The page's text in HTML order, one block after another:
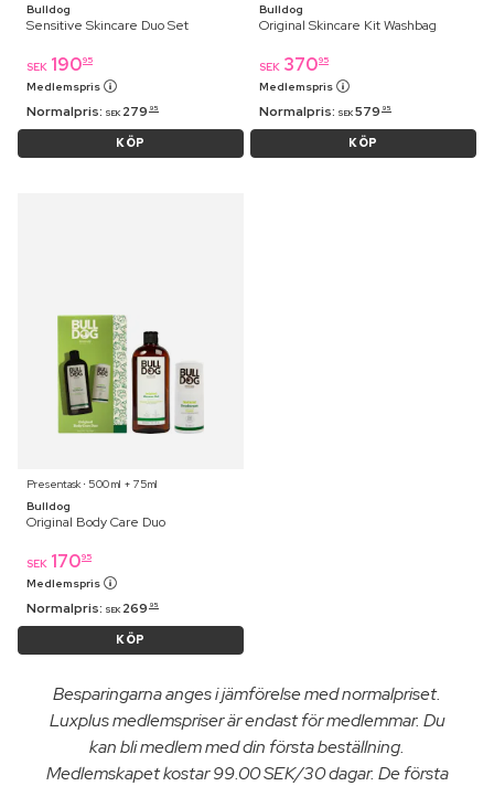
Bulldog
Sensitive Skincare Duo Set
SEK 19095
Medlemspris
Normalpris: SEK 279 95
KÖP
Bulldog
Original Skincare Kit Washbag
SEK 37095
Medlemspris
Normalpris: SEK 579 95
KÖP
Presentask ⋅ 500 ml + 75ml
Bulldog
Original Body Care Duo
SEK 17095
Medlemspris
Normalpris: SEK 269 95
KÖP
Besparingarna anges i jämförelse med normalpriset.
Luxplus medlemspriser är endast för medlemmar. Du
kan bli medlem med din första beställning.
Medlemskapet kostar 99.00 SEK/30 dagar. De första